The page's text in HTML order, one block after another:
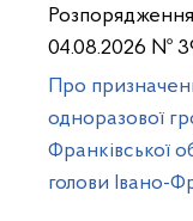
04.08.2026 №
Про
одноразової
Франківської
голови Івано-